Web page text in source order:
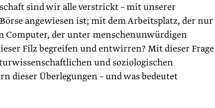
sind wir alle verstrickt – mit unserer
angewiesen ist; mit dem Arbeitsplatz, der nur
Computer, der unter menschenunwürdigen
Filz begreifen und entwirren? Mit dieser Frage
und soziologischen
dieser Über­legungen – und was bedeutet